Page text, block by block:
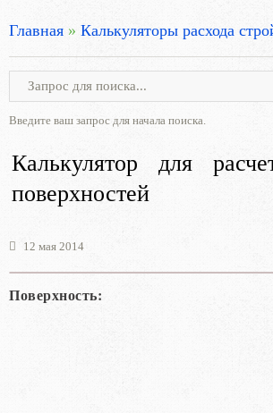
Главная » Калькуляторы расхода
Введите ваш запрос для начала поиска.
Калькулятор для
поверхностей
12 мая 2014
Поверхность: